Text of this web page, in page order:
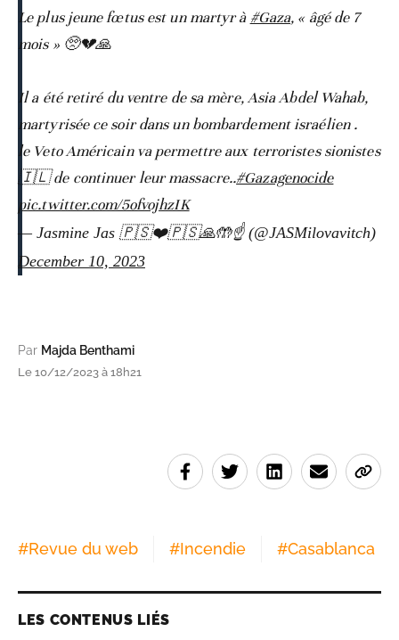
Le plus jeune fœtus est un martyr à #Gaza, « âgé de 7
mois » 🥺💔🙏
Il a été retiré du ventre de sa mère, Asia Abdel Wahab,
martyrisée ce soir dans un bombardement israélien .
le Veto Américain va permettre aux terroristes sionistes
🇮🇱 de continuer leur massacre..#Gazagenocide‌
pic.twitter.com/5ofvojhzIK
— Jasmine Jas 🇵🇸❤️🇵🇸🙏🤲☝️ (@JASMilovavitch)
December 10, 2023
Par Majda Benthami
Le 10/12/2023 à 18h21
#Revue du web #Incendie #Casablanca
LES CONTENUS LIÉS